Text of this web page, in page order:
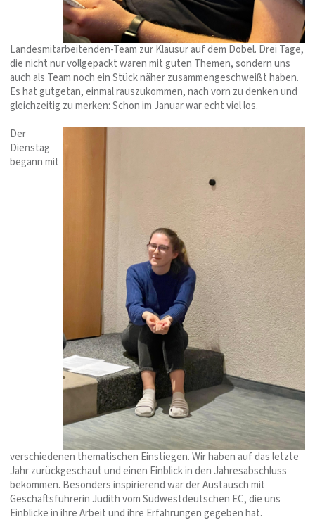
Landesmitarbeitenden-Team zur Klausur auf dem Dobel. Drei Tage,
die nicht nur vollgepackt waren mit guten Themen, sondern uns
auch als Team noch ein Stück näher zusammengeschweißt haben.
Es hat gutgetan, einmal rauszukommen, nach vorn zu denken und
gleichzeitig zu merken: Schon im Januar war echt viel los.
Der
Dienstag
begann mit
verschiedenen thematischen Einstiegen. Wir haben auf das letzte
Jahr zurückgeschaut und einen Einblick in den Jahresabschluss
bekommen. Besonders inspirierend war der Austausch mit
Geschäftsführerin Judith vom Südwestdeutschen EC, die uns
Einblicke in ihre Arbeit und ihre Erfahrungen gegeben hat.